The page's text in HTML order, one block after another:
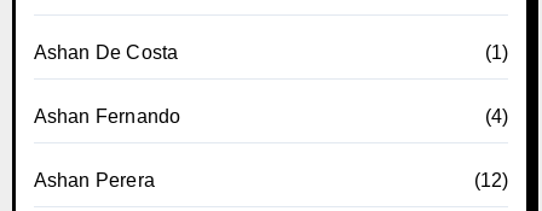
Ashan De Costa (1)
Ashan Fernando (4)
Ashan Perera (12)